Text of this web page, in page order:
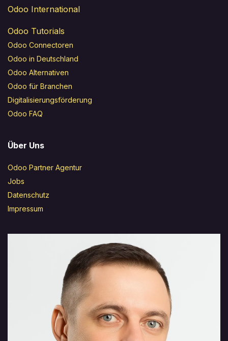
Odoo International
Odoo Tutorials
Odoo Connectoren
Odoo in Deutschland
Odoo Alternativen
Odoo für Branchen
Digitalisierungsförderung
Odoo FAQ
Über Uns
Odoo Partner Agentur
Jobs
Datenschutz
Impressum